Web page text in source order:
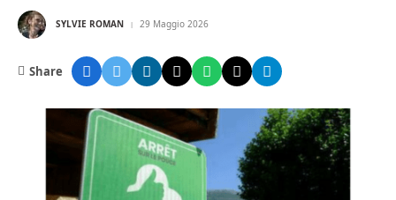
SYLVIE ROMAN 29 Maggio 2026
Share